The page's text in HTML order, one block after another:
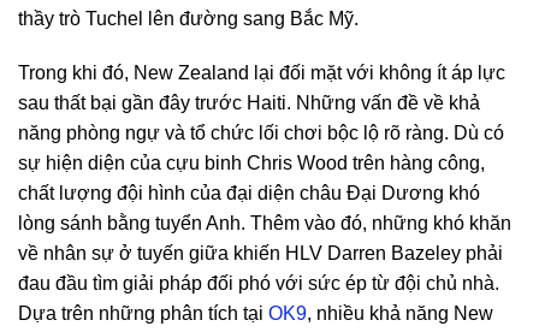
thầy trò Tuchel lên đường sang Bắc Mỹ.
Trong khi đó, New Zealand lại đối mặt với không ít áp lực
sau thất bại gần đây trước Haiti. Những vấn đề về khả
năng phòng ngự và tổ chức lối chơi bộc lộ rõ ràng. Dù có
sự hiện diện của cựu binh Chris Wood trên hàng công,
chất lượng đội hình của đại diện châu Đại Dương khó
lòng sánh bằng tuyển Anh. Thêm vào đó, những khó khăn
về nhân sự ở tuyến giữa khiến HLV Darren Bazeley phải
đau đầu tìm giải pháp đối phó với sức ép từ đội chủ nhà.
Dựa trên những phân tích tại OK9, nhiều khả năng New